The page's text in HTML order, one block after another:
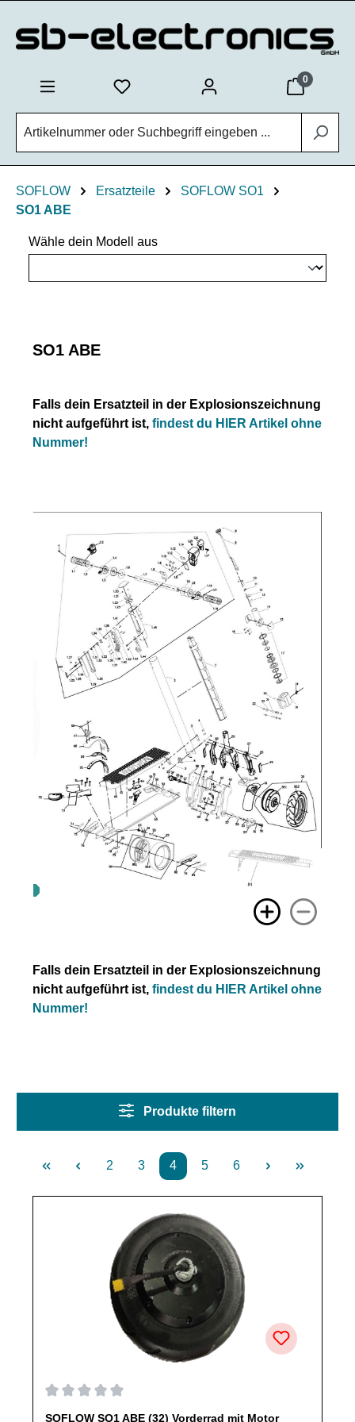
0
SOFLOW Ersatzteile
SOFLOW SO1
SO1 ABE
Wähle dein Modell aus
SO1 ABE
Falls dein Ersatzteil in der Explosionszeichnung
nicht aufgeführt ist, findest du HIER Artikel ohne
Nummer!
Falls dein Ersatzteil in der Explosionszeichnung
nicht aufgeführt ist, findest du HIER Artikel ohne
Nummer!
Produkte filtern
Seite
2
Seite
3
Seite
4
Seite
5
Seite
6
SOFLOW SO1 ABE (32) Vorderrad mit Motor